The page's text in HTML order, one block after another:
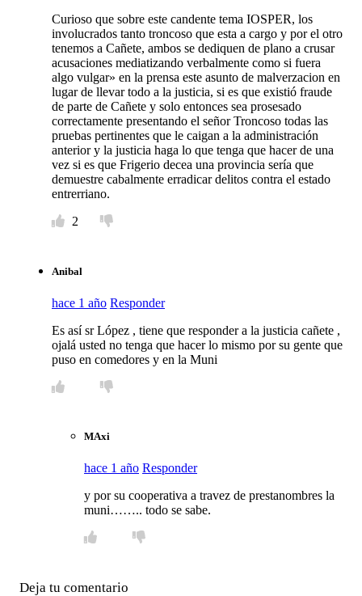
Curioso que sobre este candente tema IOSPER, los
involucrados tanto troncoso que esta a cargo y por el otro
tenemos a Cañete, ambos se dediquen de plano a crusar
acusaciones mediatizando verbalmente como si fuera
algo vulgar» en la prensa este asunto de malverzacion en
lugar de llevar todo a la justicia, si es que existió fraude
de parte de Cañete y solo entonces sea prosesado
correctamente presentando el señor Troncoso todas las
pruebas pertinentes que le caigan a la administración
anterior y la justicia haga lo que tenga que hacer de una
vez si es que Frigerio decea una provincia sería que
demuestre cabalmente erradicar delitos contra el estado
entrerriano.
2
Anibal
hace 1 año Responder
Es así sr López , tiene que responder a la justicia cañete ,
ojalá usted no tenga que hacer lo mismo por su gente que
puso en comedores y en la Muni
MAxi
hace 1 año Responder
y por su cooperativa a travez de prestanombres la
muni…….. todo se sabe.
Deja tu comentario